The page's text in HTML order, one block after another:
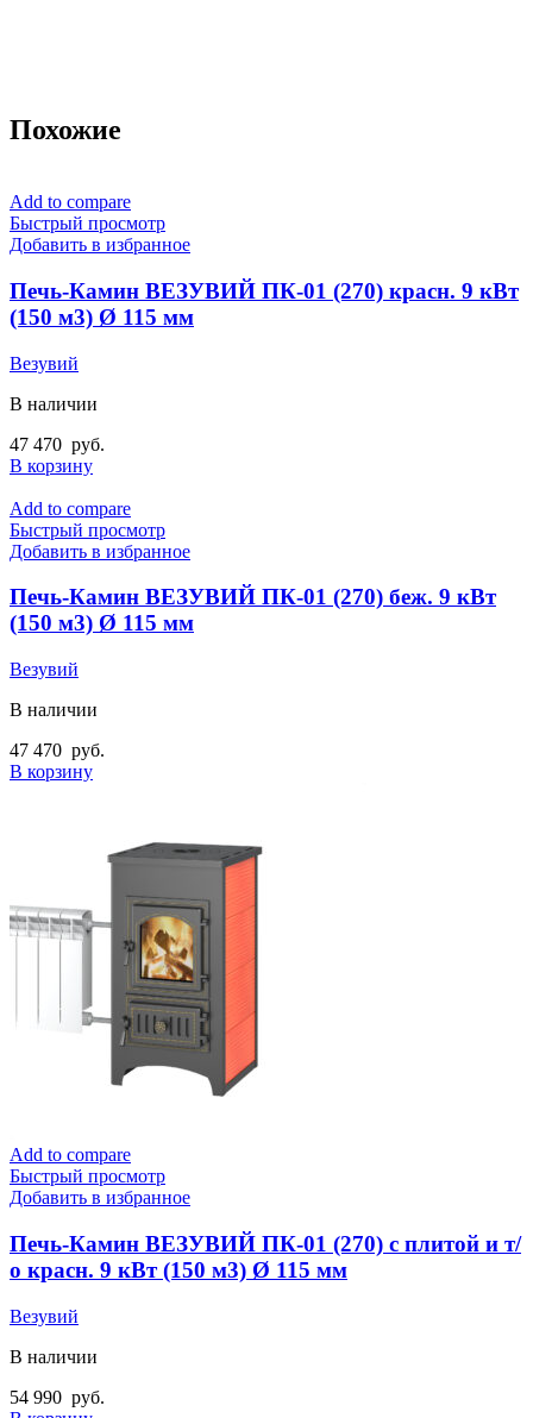
Похожие
Add to compare
Быстрый просмотр
Добавить в избранное
Печь-Камин ВЕЗУВИЙ ПК-01 (270) красн. 9 кВт
(150 м3) Ø 115 мм
Везувий
В наличии
47 470 руб.
В корзину
Add to compare
Быстрый просмотр
Добавить в избранное
Печь-Камин ВЕЗУВИЙ ПК-01 (270) беж. 9 кВт
(150 м3) Ø 115 мм
Везувий
В наличии
47 470 руб.
В корзину
Add to compare
Быстрый просмотр
Добавить в избранное
Печь-Камин ВЕЗУВИЙ ПК-01 (270) с плитой и т/
о красн. 9 кВт (150 м3) Ø 115 мм
Везувий
В наличии
54 990 руб.